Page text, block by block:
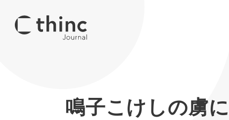
鳴子こけしの虜